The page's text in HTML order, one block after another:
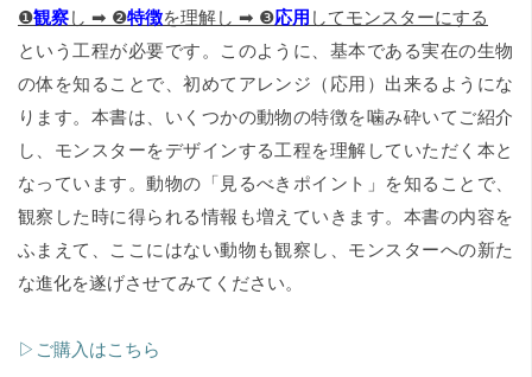
❶観察し ➡ ❷特徴を理解し ➡ ❸応用 してモンスターにする
という工程が必要です。このように、基本である実在の生物
の体を知ることで、初めてアレンジ（応用）出来るようにな
ります。本書は、いくつかの動物の特徴を噛み砕いてご紹介
し、モンスターをデザインする工程を理解していただく本と
なっています。動物の「見るべきポイント」を知ることで、
観察した時に得られる情報も増えていきます。本書の内容を
ふまえて、ここにはない動物も観察し、モンスターへの新た
な進化を遂げさせてみてください。
▷ご購入はこちら